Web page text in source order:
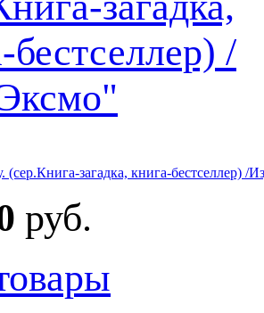
(сер.Книга-загадка, книга-бестселлер) /
руб.